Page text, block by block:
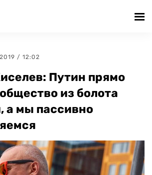
/ 12:02
Путин прямо
из болота
а мы пассивно